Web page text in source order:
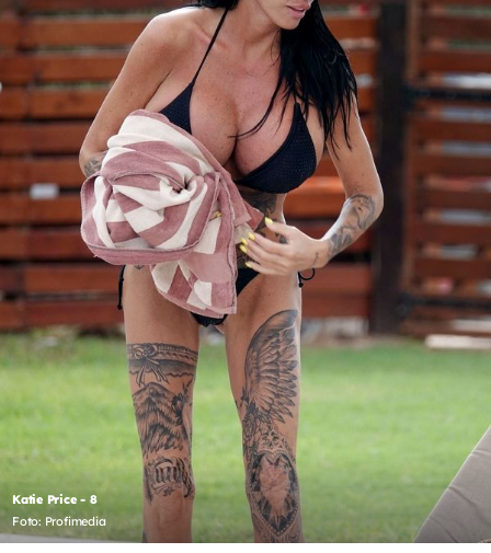
Katie Price - 8
Foto: Profimedia